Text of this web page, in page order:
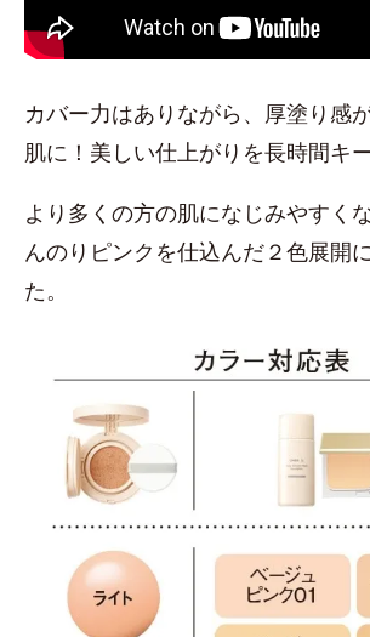
カバー力はありながら、厚塗り感
肌に！美しい仕上がりを長時間キ
より多くの方の肌になじみやすく
んのりピンクを仕込んだ２色展開
た。